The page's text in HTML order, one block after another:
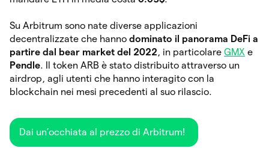
Su Arbitrum sono nate diverse applicazioni
decentralizzate che hanno dominato il panorama DeFi a
partire dal bear market del 2022, in particolare GMX e
Pendle. Il token ARB è stato distribuito attraverso un
airdrop, agli utenti che hanno interagito con la
blockchain nei mesi precedenti al suo rilascio.
Dai un’occhiata al prezzo di Arbitrum!